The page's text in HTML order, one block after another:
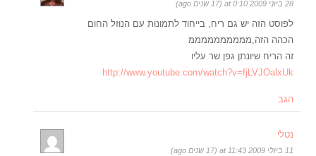
28 ביוני 2009 at 0:10 (17 שנים ago)
לפוסט הזה יש גם ריח, בייחוד לתמונות עם הנוזל החום
הכהה הזה,ממממממממממ
זה הריח שיונתן גפן שר עליו
http://www.youtube.com/watch?v=fjLVJOalxUk
הגב
נטלי
11 ביולי 2009 at 11:43 (17 שנים ago)